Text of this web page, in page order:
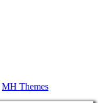
MH Themes